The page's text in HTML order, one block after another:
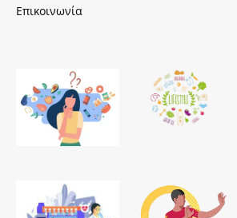
Επικοινωνία